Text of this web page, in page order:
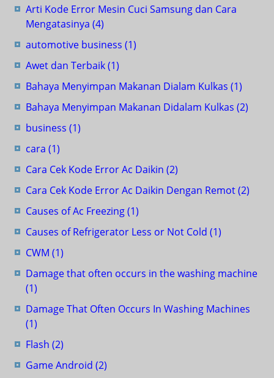
Arti Kode Error Mesin Cuci Samsung dan Cara
Mengatasinya (4)
automotive business (1)
Awet dan Terbaik(1)
Bahaya Menyimpan Makanan Dialam Kulkas (1)
Bahaya Menyimpan Makanan Didalam Kulkas (2)
business (1)
cara (1)
Cara Cek Kode Error Ac Daikin (2)
Cara Cek Kode Error Ac Daikin Dengan Remot(2)
Causes of Ac Freezing(1)
Causes of Refrigerator Less or Not Cold (1)
CWM (1)
Damage that often occurs in the washing machine
(1)
Damage That Often Occurs In Washing Machines
(1)
Flash (2)
Game Android (2)